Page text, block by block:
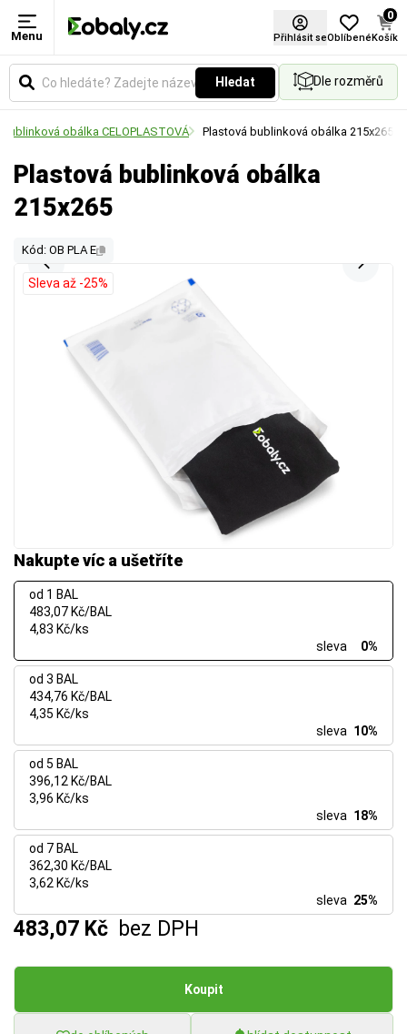
Menu Přihlásit seOblíbené
0
Košík
Hledat Dle rozměrů
Bublinková obálka CELOPLASTOVÁ Plastová bublinková obálka 215x265
Plastová bublinková obálka
215x265
Kód: OB PLA E
Nakupte víc a ušetříte
od 1 BAL
483,07 Kč/BAL
4,83 Kč/ks
sleva
0%
od 3 BAL
434,76 Kč/BAL
4,35 Kč/ks
sleva 10%
od 5 BAL
396,12 Kč/BAL
3,96 Kč/ks
sleva 18%
od 7 BAL
362,30 Kč/BAL
3,62 Kč/ks
sleva 25%
483,07 Kč bez DPH
Koupit
Sleva až -25%